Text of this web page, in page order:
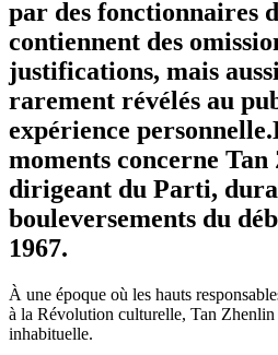
par des fonctionnaires
contiennent des
justifications, mais
rarement révélés au
expérience
moments concerne
dirigeant du Parti,
bouleversements du
1967.
À une époque où les hauts
à la Révolution culturelle, Tan Zhenlin
inhabituelle.